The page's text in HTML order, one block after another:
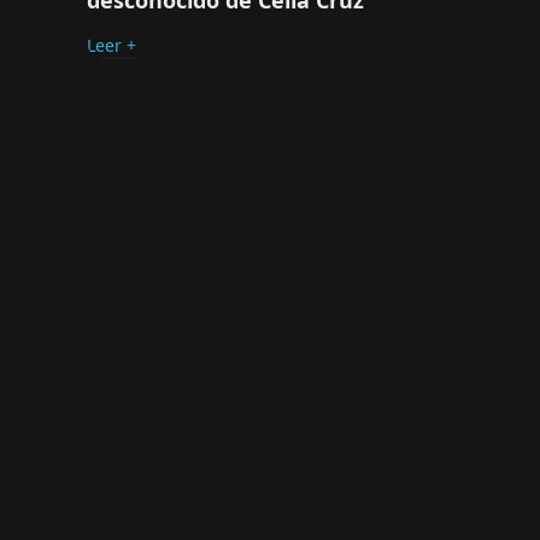
Leer +